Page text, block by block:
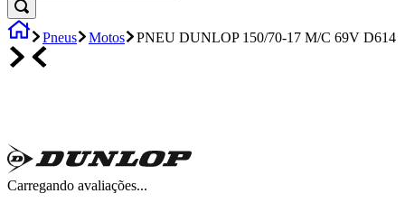
Pneus Motos PNEU DUNLOP 150/70-17 M/C 69V D614
Carregando avaliações...